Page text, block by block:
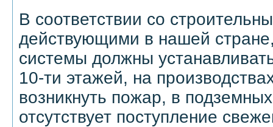
В соответствии со
действующими в нашей
системы должны
10-ти этажей, на
возникнуть пожар, в
отсутствует поступление